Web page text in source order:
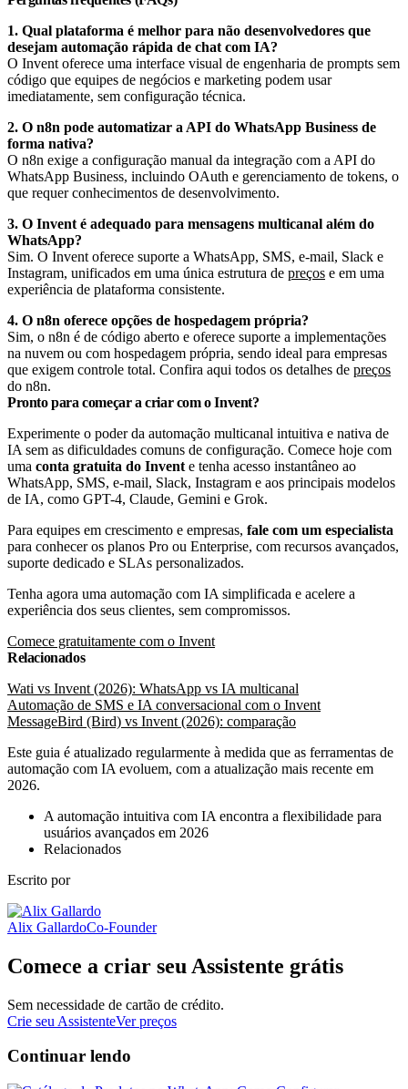
1. Qual plataforma é melhor para não desenvolvedores que
desejam automação rápida de chat com IA?
O Invent oferece uma interface visual de engenharia de prompts sem
código que equipes de negócios e marketing podem usar
imediatamente, sem configuração técnica.
2. O n8n pode automatizar a API do WhatsApp Business de
forma nativa?
O n8n exige a configuração manual da integração com a API do
WhatsApp Business, incluindo OAuth e gerenciamento de tokens, o
que requer conhecimentos de desenvolvimento.
3. O Invent é adequado para mensagens multicanal além do
WhatsApp?
Sim. O Invent oferece suporte a WhatsApp, SMS, e-mail, Slack e
Instagram, unificados em uma única estrutura de preços e em uma
experiência de plataforma consistente.
4. O n8n oferece opções de hospedagem própria?
Sim, o n8n é de código aberto e oferece suporte a implementações
na nuvem ou com hospedagem própria, sendo ideal para empresas
que exigem controle total. Confira aqui todos os detalhes de preços
do n8n.
Pronto para começar a criar com o Invent?
Experimente o poder da automação multicanal intuitiva e nativa de
IA sem as dificuldades comuns de configuração. Comece hoje com
uma conta gratuita do Invent e tenha acesso instantâneo ao
WhatsApp, SMS, e-mail, Slack, Instagram e aos principais modelos
de IA, como GPT-4, Claude, Gemini e Grok.
Para equipes em crescimento e empresas, fale com um especialista
para conhecer os planos Pro ou Enterprise, com recursos avançados,
suporte dedicado e SLAs personalizados.
Tenha agora uma automação com IA simplificada e acelere a
experiência dos seus clientes, sem compromissos.
Comece gratuitamente com o Invent
Relacionados
Wati vs Invent (2026): WhatsApp vs IA multicanal
Automação de SMS e IA conversacional com o Invent
MessageBird (Bird) vs Invent (2026): comparação
Este guia é atualizado regularmente à medida que as ferramentas de
automação com IA evoluem, com a atualização mais recente em
2026.
A automação intuitiva com IA encontra a flexibilidade para
usuários avançados em 2026
Relacionados
Escrito por
Alix GallardoCo-Founder
Comece a criar seu Assistente grátis
Sem necessidade de cartão de crédito.
Crie seu AssistenteVer preços
Continuar lendo